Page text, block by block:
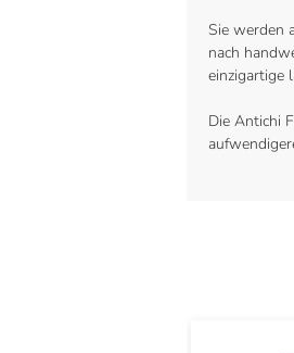
Sie werden
nach
einzigartige
Die Antichi